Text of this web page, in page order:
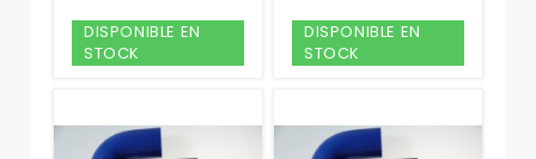
DISPONIBLE EN
STOCK
DISPONIBLE EN
STOCK